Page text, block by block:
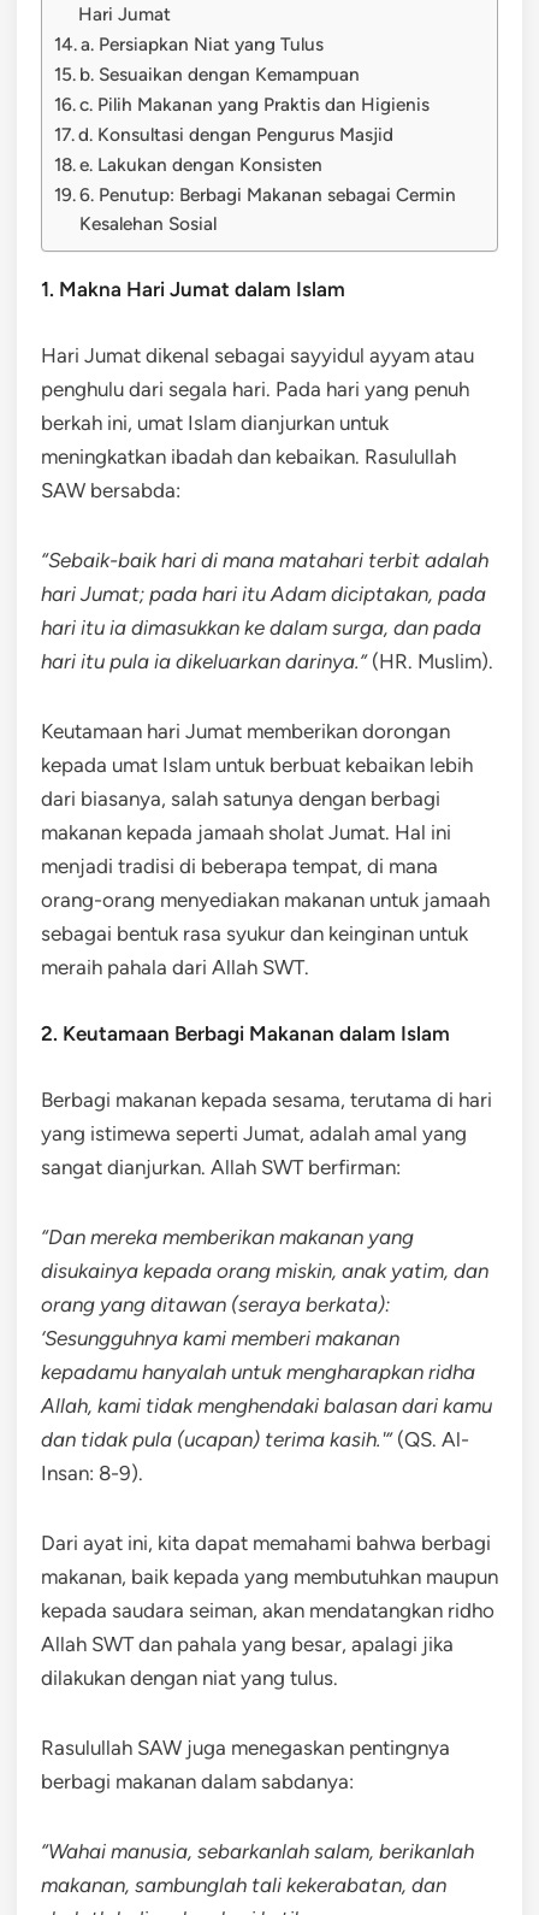
Hari Jumat
a. Persiapkan Niat yang Tulus
b. Sesuaikan dengan Kemampuan
c. Pilih Makanan yang Praktis dan Higienis
d. Konsultasi dengan Pengurus Masjid
e. Lakukan dengan Konsisten
6. Penutup: Berbagi Makanan sebagai Cermin
Kesalehan Sosial
1. Makna Hari Jumat dalam Islam
Hari Jumat dikenal sebagai sayyidul ayyam atau
penghulu dari segala hari. Pada hari yang penuh
berkah ini, umat Islam dianjurkan untuk
meningkatkan ibadah dan kebaikan. Rasulullah
SAW bersabda:
“Sebaik-baik hari di mana matahari terbit adalah
hari Jumat; pada hari itu Adam diciptakan, pada
hari itu ia dimasukkan ke dalam surga, dan pada
hari itu pula ia dikeluarkan darinya.”(HR. Muslim).
Keutamaan hari Jumat memberikan dorongan
kepada umat Islam untuk berbuat kebaikan lebih
dari biasanya, salah satunya dengan berbagi
makanan kepada jamaah sholat Jumat. Hal ini
menjadi tradisi di beberapa tempat, di mana
orang-orang menyediakan makanan untuk jamaah
sebagai bentuk rasa syukur dan keinginan untuk
meraih pahala dari Allah SWT.
2. Keutamaan Berbagi Makanan dalam Islam
Berbagi makanan kepada sesama, terutama di hari
yang istimewa seperti Jumat, adalah amal yang
sangat dianjurkan. Allah SWT berfirman:
“Dan mereka memberikan makanan yang
disukainya kepada orang miskin, anak yatim, dan
orang yang ditawan (seraya berkata):
‘Sesungguhnya kami memberi makanan
kepadamu hanyalah untuk mengharapkan ridha
Allah, kami tidak menghendaki balasan dari kamu
dan tidak pula (ucapan) terima kasih.'”(QS. Al-
Insan: 8-9).
Dari ayat ini, kita dapat memahami bahwa berbagi
makanan, baik kepada yang membutuhkan maupun
kepada saudara seiman, akan mendatangkan ridho
Allah SWT dan pahala yang besar, apalagi jika
dilakukan dengan niat yang tulus.
Rasulullah SAW juga menegaskan pentingnya
berbagi makanan dalam sabdanya:
“Wahai manusia, sebarkanlah salam, berikanlah
makanan, sambunglah tali kekerabatan, dan